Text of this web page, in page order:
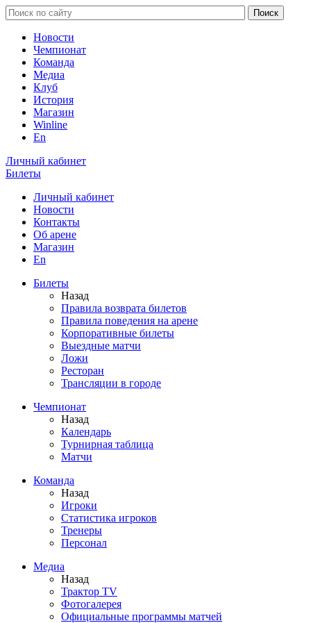
Новости
Чемпионат
Команда
Медиа
Клуб
История
Магазин
Winline
En
Личный кабинет
Билеты
Личный кабинет
Новости
Контакты
Об арене
Магазин
En
Билеты
Назад
Правила возврата билетов
Правила поведения на арене
Корпоративные билеты
Выездные матчи
Ложи
Ресторан
Трансляции в городе
Чемпионат
Назад
Календарь
Турнирная таблица
Матчи
Команда
Назад
Игроки
Статистика игроков
Тренеры
Персонал
Медиа
Назад
Трактор TV
Фотогалерея
Официальные программы матчей